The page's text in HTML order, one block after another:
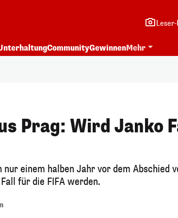
CommunityGewinnenMehr
Prag: Wird Janko
einem halben Jahr vor dem Abschied
für die FIFA werden.